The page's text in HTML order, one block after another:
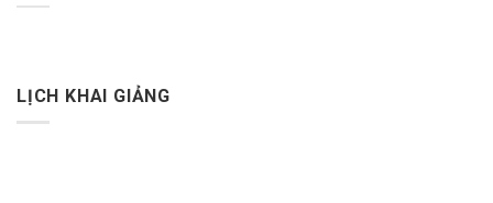
LỊCH KHAI GIẢNG